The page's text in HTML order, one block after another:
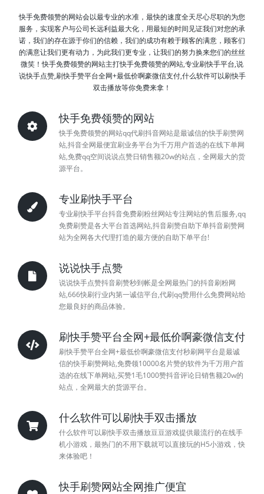
快手免费领赞的网站会以最专业的水准，最快的速度全天尽心尽职的为您
服务，实现客户与公司长远利益最大化，用最短的时间见证我们对您的承
诺，我们的存在源于你们的信赖，我们的成功有赖于顾客的满意，顾客们
的满意让我们更有动力，为此我们更专业，让我们的努力换来您们的丝丝
微笑！快手免费领赞的网站主打快手免费领赞的网站,专业刷快手平台,说
说快手点赞,刷快手赞平台全网+最低价啊豪微信支付,什么软件可以刷快手
双击播放等你免费来拿！
快手免费领赞的网站
快手免费领赞的网站qq代刷抖音网站是最诚信的快手刷赞网
站,抖音全网最便宜刷业务平台为千万用户首选的在线下单网
站,免费qq空间说说点赞日销售额20w的站点，全网最大的货
源平台。
专业刷快手平台
专业刷快手平台抖音免费刷粉丝网站专注网站的售后服务,qq
免费刷赞是各大平台首选网站,抖音刷赞自助下单抖音刷赞网
站为全网各大代理打造的最方便的自助下单平台!
说说快手点赞
说说快手点赞抖音刷赞秒到帐是全网最热门的抖音刷粉网
站,666快刷行业内第一诚信平台,代刷qq赞用什么免费网站给
您最良好的商品体验。
刷快手赞平台全网+最低价啊豪微信支付
刷快手赞平台全网+最低价啊豪微信支付秒刷网平台是最诚
信的快手刷赞网站,免费领10000名片赞的软件为千万用户首
选的在线下单网站,买赞1毛1000赞抖音评论日销售额20w的
站点，全网最大的货源平台。
什么软件可以刷快手双击播放
什么软件可以刷快手双击播放豆豆游戏提供最流行的在线手
机小游戏，最热门的不用下载就可以直接玩的H5小游戏，快
来体验吧！
快手刷赞网站全网推广便宜